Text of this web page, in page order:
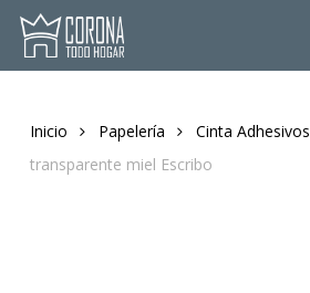
Skip
main
Inicio Papelería Cinta Adhesivos
transparente miel Escribo